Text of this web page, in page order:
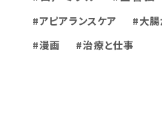
#アピアランスケア #大
#漫画
#治療と仕事